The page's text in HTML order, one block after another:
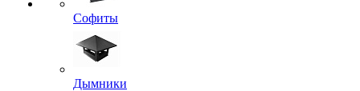
Софиты
Дымники